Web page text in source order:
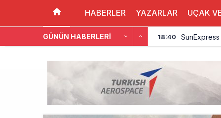
HABERLER YAZARLAR UÇAK
GÜNÜN HABERLERI 17:59 İstanbul
EasyJet,
Pilotlar,
12:58